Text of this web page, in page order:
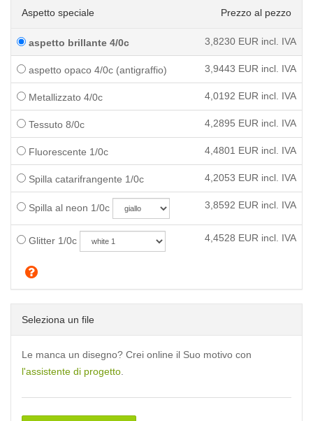
Aspetto speciale Prezzo al pezzo
aspetto brillante 4/0c 3,8230 EUR incl. IVA
aspetto opaco 4/0c (antigraffio) 3,9443 EUR incl. IVA
Metallizzato 4/0c 4,0192 EUR incl. IVA
Tessuto 8/0c 4,2895 EUR incl. IVA
Fluorescente 1/0c 4,4801 EUR incl. IVA
Spilla catarifrangente 1/0c 4,2053 EUR incl. IVA
Spilla al neon 1/0c 3,8592 EUR incl. IVA
Glitter 1/0c 4,4528 EUR incl. IVA
Seleziona un file
Le manca un disegno? Crei online il Suo motivo con
l'assistente di progetto